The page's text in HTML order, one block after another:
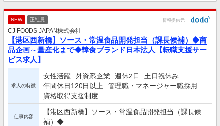
NEW 正社員 情報提供元
CJ FOODS JAPAN株式会社
【港区西新橋】ソース・常温食品開発担当（課長候補）◆商
品企画～量産化まで◆韓食ブランド日本法人【転職支援サー
ビス求人】
求人の特徴
女性活躍 外資系企業 週休2日
土日祝休み
年間休日120日以上
管理職・マネージャー職採用
資格取得支援制度
仕事内容
【港区西新橋】ソース・常温食品開発担当（課長候
補）◆...